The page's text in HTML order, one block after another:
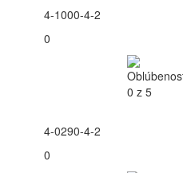
4-1000-4-2
0
4-0290-4-2
0